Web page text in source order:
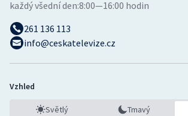
každý všední den:8:00—16:00 hodin
261 136 113
info@ceskatelevize.cz
Vzhled
Světlý Tmavý